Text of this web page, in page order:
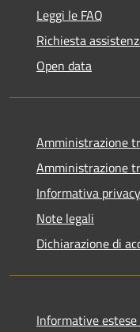
Leggi le FAQ
Richiesta
Open data
Amministrazione
Amministrazione
Informativa privacy
Note legali
Dichiarazione di
Informative